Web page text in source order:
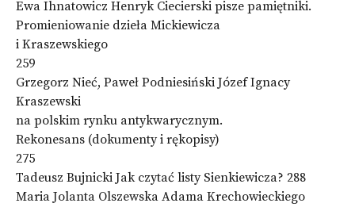
Ewa Ihnatowicz Henryk Ciecierski pisze pamiętniki.
Promieniowanie dzieła Mickiewicza
i Kraszewskiego
259
Grzegorz Nieć, Paweł Podniesiński Józef Ignacy
Kraszewski
na polskim rynku antykwarycznym.
Rekonesans (dokumenty i rękopisy)
275
Tadeusz Bujnicki Jak czytać listy Sienkiewicza? 288
Maria Jolanta Olszewska Adama Krechowieckiego